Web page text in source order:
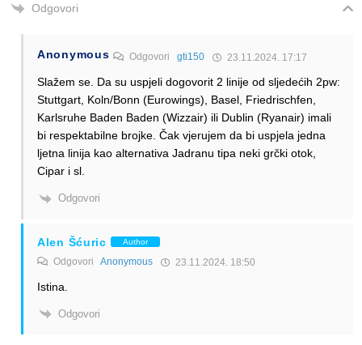
Odgovori
Anonymous Odgovorigti150 23.11.2024. 17:17
Slažem se. Da su uspjeli dogovorit 2 linije od sljedećih 2pw:
Stuttgart, Koln/Bonn (Eurowings), Basel, Friedrischfen,
Karlsruhe Baden Baden (Wizzair) ili Dublin (Ryanair) imali
bi respektabilne brojke. Čak vjerujem da bi uspjela jedna
ljetna linija kao alternativa Jadranu tipa neki grčki otok,
Cipar i sl.
Odgovori
Alen Šćuric Author
Odgovori Anonymous 23.11.2024. 18:50
Istina.
Odgovori